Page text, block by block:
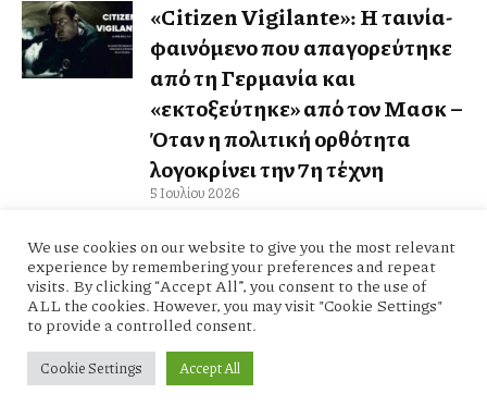
«Citizen Vigilante»: Η ταινία-
φαινόμενο που απαγορεύτηκε
από τη Γερμανία και
«εκτοξεύτηκε» από τον Μασκ –
Όταν η πολιτική ορθότητα
λογοκρίνει την 7η τέχνη
5 Ιουλίου 2026
τουρκικού νομοσχεδίου για τη
“Γαλάζια Πατρίδα”:
Στρατηγικός ελιγμός ή αλλαγή
στρατηγικής;
28 Ιουνίου 2026
We use cookies on our website to give you the most relevant
experience by remembering your preferences and repeat
visits. By clicking “Accept All”, you consent to the use of
ALL the cookies. However, you may visit "Cookie Settings"
to provide a controlled consent.
Cookie Settings Accept All